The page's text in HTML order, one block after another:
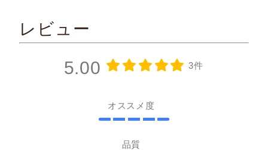
レビュー
5.00 3件
オススメ度
品質